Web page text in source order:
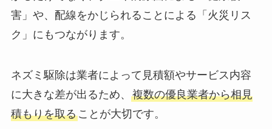
害」や、配線をかじられることによる「火災リス
ク」にもつながります。
ネズミ駆除は業者によって見積額やサービス内容
に大きな差が出るため、 複数の優良業者から相見
積もりを取ることが大切です。